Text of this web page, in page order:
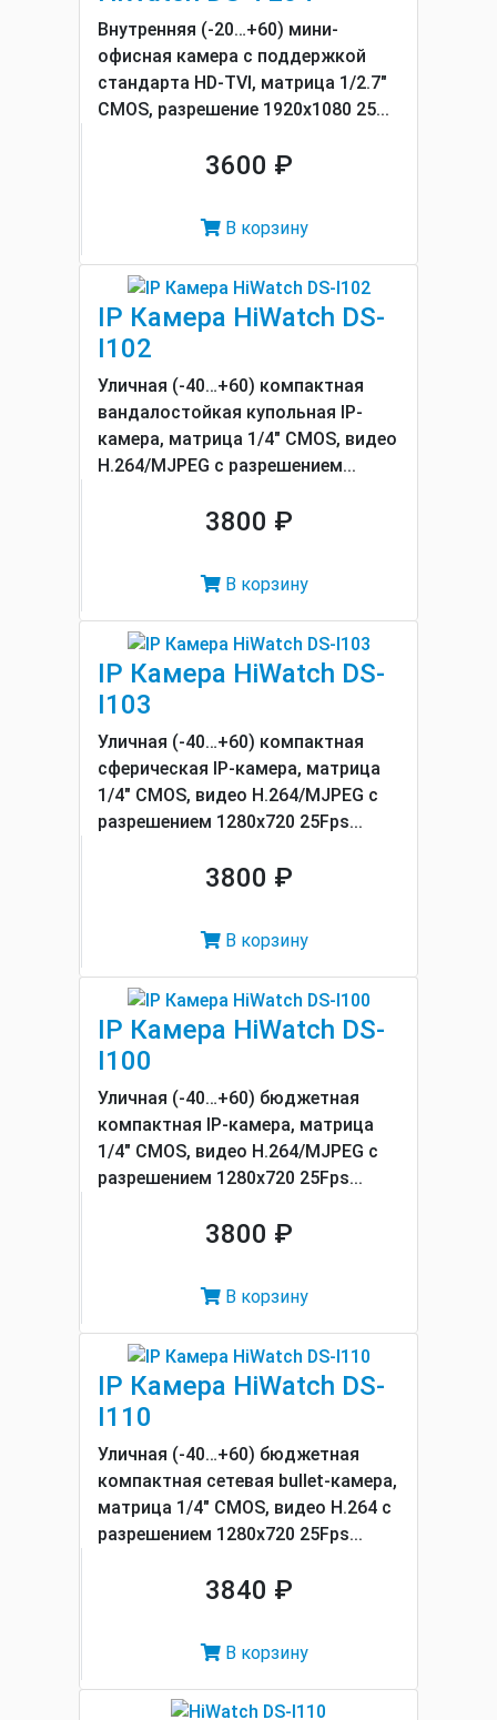
Внутренняя (-20…+60) мини-
офисная камера с поддержкой
стандарта HD-TVI, матрица 1/2.7"
CMOS, разрешение 1920х1080 25...
3600 ₽
В корзину
IP Камера HiWatch DS-
I102
Уличная (-40…+60) компактная
вандалостойкая купольная IP-
камера, матрица 1/4" CMOS, видео
H.264/MJPEG с разрешением...
3800 ₽
В корзину
IP Камера HiWatch DS-
I103
Уличная (-40…+60) компактная
сферическая IP-камера, матрица
1/4" CMOS, видео H.264/MJPEG с
разрешением 1280x720 25Fps...
3800 ₽
В корзину
IP Камера HiWatch DS-
I100
Уличная (-40…+60) бюджетная
компактная IP-камера, матрица
1/4" CMOS, видео H.264/MJPEG с
разрешением 1280x720 25Fps...
3800 ₽
В корзину
IP Камера HiWatch DS-
I110
Уличная (-40…+60) бюджетная
компактная сетевая bullet-камера,
матрица 1/4" CMOS, видео H.264 с
разрешением 1280x720 25Fps...
3840 ₽
В корзину